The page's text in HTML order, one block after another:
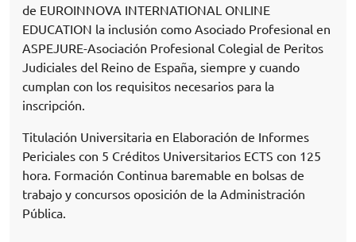
de EUROINNOVA INTERNATIONAL ONLINE
EDUCATION la inclusión como Asociado Profesional en
ASPEJURE-Asociación Profesional Colegial de Peritos
Judiciales del Reino de España, siempre y cuando
cumplan con los requisitos necesarios para la
inscripción.
Titulación Universitaria en Elaboración de Informes
Periciales con 5 Créditos Universitarios ECTS con 125
hora. Formación Continua baremable en bolsas de
trabajo y concursos oposición de la Administración
Pública.